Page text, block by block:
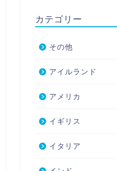
カテゴリー
その他
アイルランド
アメリカ
イギリス
イタリア